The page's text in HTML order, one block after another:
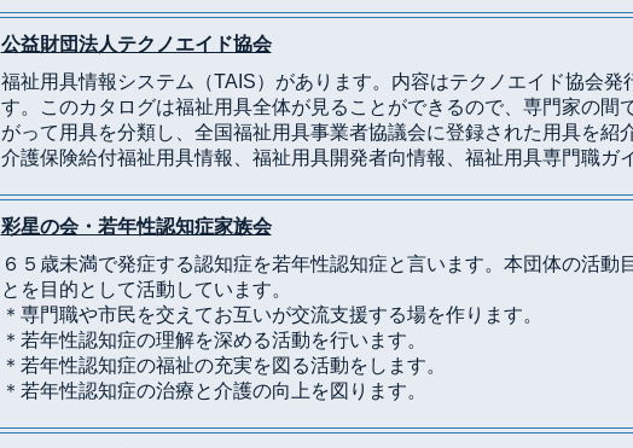
公益財団法人テクノエイド協会
福祉用具情報システム（TAIS）があります。内容はテクノエイド協会
す。このカタログは福祉用具全体が見ることができるので、専門家の間
がって用具を分類し、全国福祉用具事業者協議会に登録された用具を紹
介護保険給付福祉用具情報、福祉用具開発者向情報、福祉用具専門職ガ
彩星の会・若年性認知症家族会
６５歳未満で発症する認知症を若年性認知症と言います。本団体の活
とを目的として活動しています。
＊専門職や市民を交えてお互いが交流支援する場を作ります。
＊若年性認知症の理解を深める活動を行います。
＊若年性認知症の福祉の充実を図る活動をします。
＊若年性認知症の治療と介護の向上を図ります。